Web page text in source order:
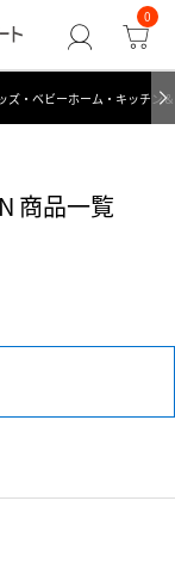
0
ズ・ベビーホーム・キッチン
商品一覧